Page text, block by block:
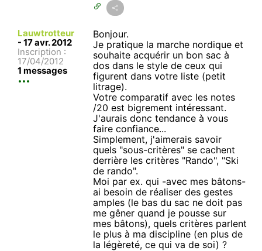
Lauwtrotteur
- 17 avr. 2012
Inscription :
17/04/2012
1 messages
Bonjour.
Je pratique la marche nordique et
souhaite acquérir un bon sac à
dos dans le style de ceux qui
figurent dans votre liste (petit
litrage).
Votre comparatif avec les notes
/20 est bigrement intéressant.
J'aurais donc tendance à vous
faire confiance...
Simplement, j'aimerais savoir
quels "sous-critères" se cachent
derrière les critères "Rando", "Ski
de rando".
Moi par ex. qui -avec mes bâtons-
ai besoin de réaliser des gestes
amples (le bas du sac ne doit pas
me gêner quand je pousse sur
mes bâtons), quels critères parlent
le plus à ma discipline (en plus de
la légèreté, ce qui va de soi) ?